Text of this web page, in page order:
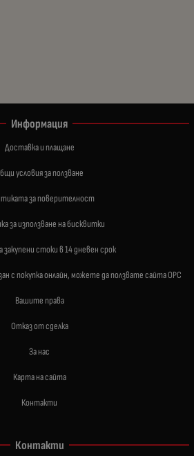
Информация
Доставка и плащане
условия за ползване
за поверителност
за използване на бисквитки
закупени стоки в 14 дневен срок
с покупка онлайн, можете да ползвате сайта ОРС
Вашите права
Отказ от сделка
За нас
Карта на сайта
Контакти
Контакти